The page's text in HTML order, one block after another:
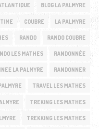
BLOG LA PALMYRE
COUBRE LA PALMYRE
RANDO RANDO COUBRE
LES MATHES RANDONNÉE
LA PALMYRE RANDONNER
TRAVEL LES MATHES
TREKING LES MATHES
TREKKING LES MATHES